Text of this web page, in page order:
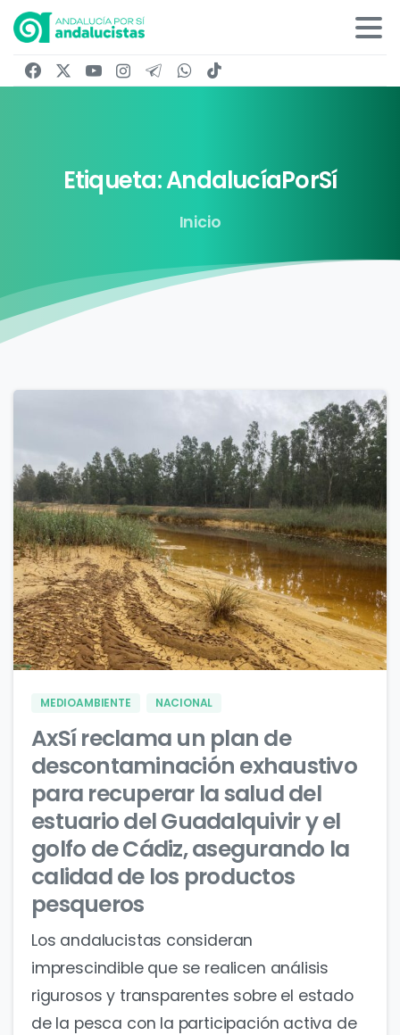
Etiqueta:AndalucíaPorSí
Inicio
0 0
MEDIOAMBIENTE NACIONAL
AxSí reclama un plan de
descontaminación exhaustivo
para recuperar la salud del
estuario del Guadalquivir y el
golfo de Cádiz, asegurando la
calidad de los productos
pesqueros
Los andalucistas consideran
imprescindible que se realicen análisis
rigurosos y transparentes sobre el estado
de la pesca con la participación activa de